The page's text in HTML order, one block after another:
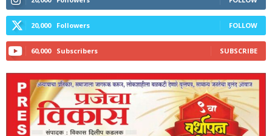
20,000 Followers FOLLOW
60,000 Subscribers SUBSCRIBE